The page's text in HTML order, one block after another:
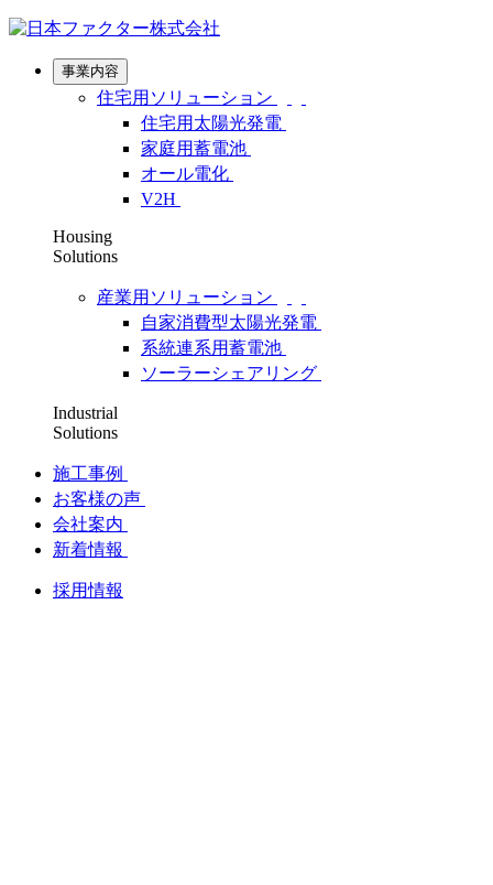
事業内容
住宅用ソリューション
住宅用太陽光発電
家庭用蓄電池
オール電化
V2H
Housing
Solutions
産業用ソリューション
自家消費型太陽光発電
系統連系用蓄電池
ソーラーシェアリング
Industrial
Solutions
施工事例
お客様の声
会社案内
新着情報
採用情報